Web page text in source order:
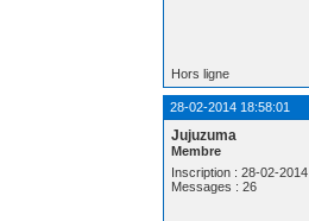
Hors ligne
28-02-2014 18:58:01
Jujuzuma
Membre
Inscription : 28-02-2014
Messages : 26